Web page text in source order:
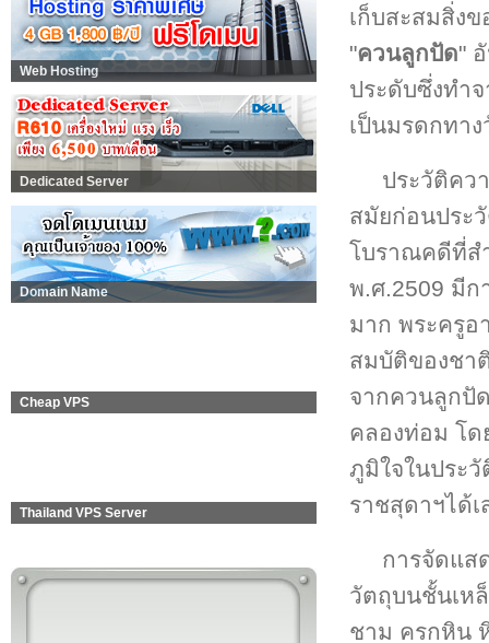
Web Hosting
Dedicated Server
Domain Name
Cheap VPS
Thailand VPS Server
เก็บสะสมสิ่ง
"ควนลูกปัด"
ประดับซึ่งทำ
เป็นมรดกทา
ประวัติคว
สมัยก่อนประ
โบราณคดีที่ส
พ.ศ.2509 มีก
มาก พระครูอ
สมบัติของชา
จากควนลูกปั
คลองท่อม โด
ภูมิใจในประ
ราชสุดาฯได้
การจัดแส
วัตถุบนชั้นเห
ชาม ครกหิน